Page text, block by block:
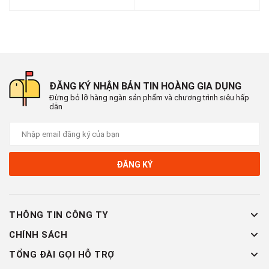
ĐĂNG KÝ NHẬN BẢN TIN HOÀNG GIA DỤNG
Đừng bỏ lỡ hàng ngàn sản phẩm và chương trình siêu hấp
dẫn
ĐĂNG KÝ
THÔNG TIN CÔNG TY
CHÍNH SÁCH
TỔNG ĐÀI GỌI HỖ TRỢ